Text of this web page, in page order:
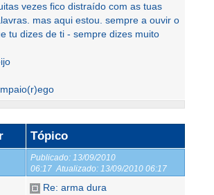
vezes fico distraído com as tuas
mas aqui estou. sempre a ouvir o
tu dizes de ti - sempre dizes muito
Tópico
Publicado: 13/09/2010
06:17 Atualizado: 13/09/2010 06:17
Re: arma dura